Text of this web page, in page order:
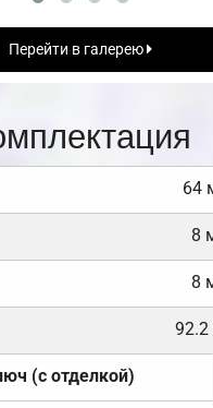
Перейти в галерею
64
8
8
(с отделкой)